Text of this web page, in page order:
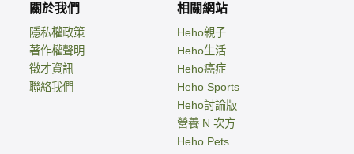
關於我們
隱私權政策
著作權聲明
徵才資訊
聯絡我們
相關網站
Heho親子
Heho生活
Heho癌症
Heho Sports
Heho討論版
營養 N 次方
Heho Pets